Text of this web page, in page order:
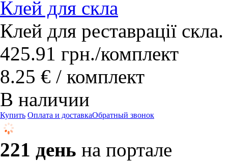
Клей для скла
Клей для реставрації скла.
425.91 грн./комплект
8.25 € / комплект
В наличии
Купить Оплата и доставкаОбратный звонок
221 день на портале